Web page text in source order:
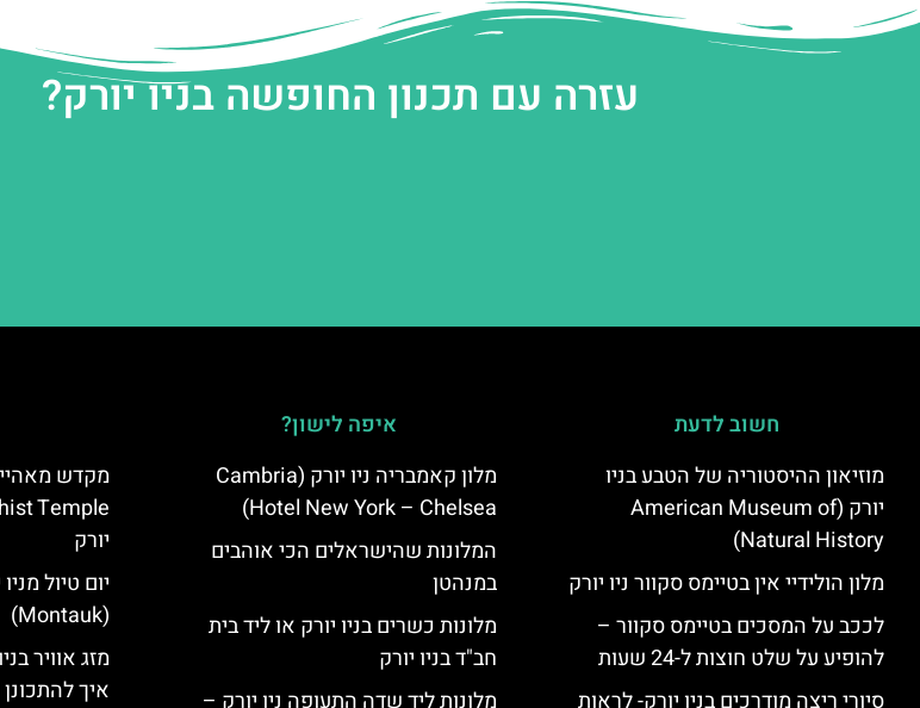
עזרה עם תכנון החופשה בניו יורק?
חשוב לדעת
מוזיאון ההיסטוריה של הטבע בניו
יורק (American Museum of
Natural History)
מלון הולידיי אין בטיימס סקוור ניו יורק
לככב על המסכים בטיימס סקוור –
להופיע על שלט חוצות ל-24 שעות
סיורי ריצה מודרכים בניו יורק- לראות
איפה לישון?
מלון קאמבריה ניו יורק (Cambria
Hotel New York – Chelsea)
המלונות שהישראלים הכי אוהבים
במנהטן
מלונות כשרים בניו יורק או ליד בית
חב"ד בניו יורק
מלונות ליד שדה התעופה ניו יורק –
יורק
יום טיול
(Montauk)
מזג אוויר
איך